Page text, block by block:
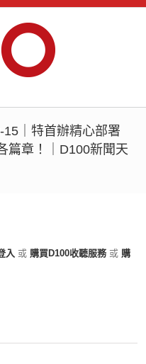
15｜特首辦精心部署
篇章！｜D100新聞天
入 或 購買D100收聽服務 或 購